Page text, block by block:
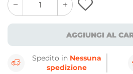
quantity
button
quantity
minus
button
AGGIUNGI AL
Spedito in Nessuna
spedizione